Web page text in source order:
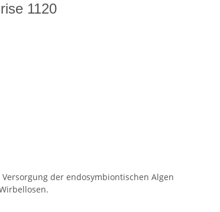
1120
der endosymbiontischen Algen